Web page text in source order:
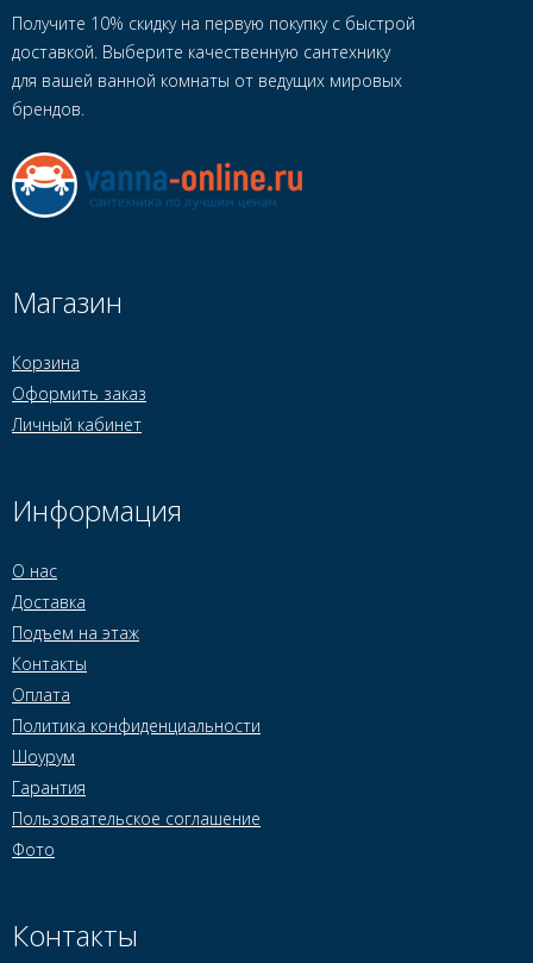
Получите 10% скидку на первую покупку с быстрой
доставкой. Выберите качественную сантехнику
для вашей ванной комнаты от ведущих мировых
брендов.
Магазин
Корзина
Оформить заказ
Личный кабинет
Информация
О нас
Доставка
Подъем на этаж
Контакты
Оплата
Политика конфиденциальности
Шоурум
Гарантия
Пользовательское соглашение
Фото
Контакты